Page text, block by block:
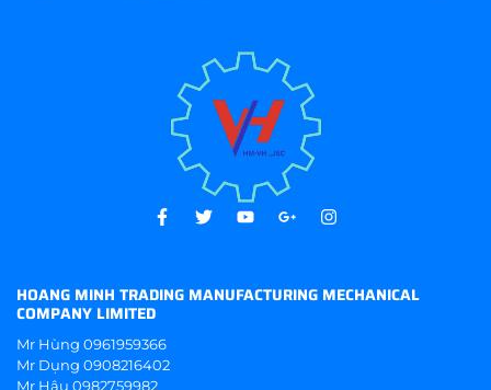
HOANG MINH TRADING MANUFACTURING MECHANICAL
COMPANY LIMITED
Mr Hùng 0961959366
Mr Dụng 0908216402
Mr Hậu 0982759982